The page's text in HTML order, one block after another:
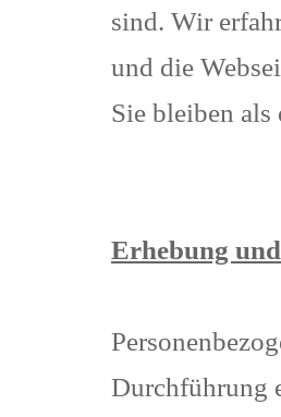
sind. Wir
und die
Sie bleiben
Erhebung
Durchführung